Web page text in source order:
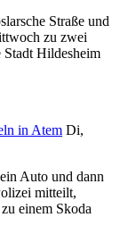
Straße und
zu zwei
Stadt Hildesheim
in Atem Di,
Auto und dann
mitteilt,
einem Skoda